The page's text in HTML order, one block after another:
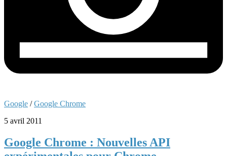
Google /Google Chrome
5 avril 2011
Google Chrome : Nouvelles API